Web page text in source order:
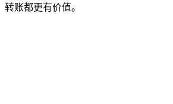
转账都更有价值。